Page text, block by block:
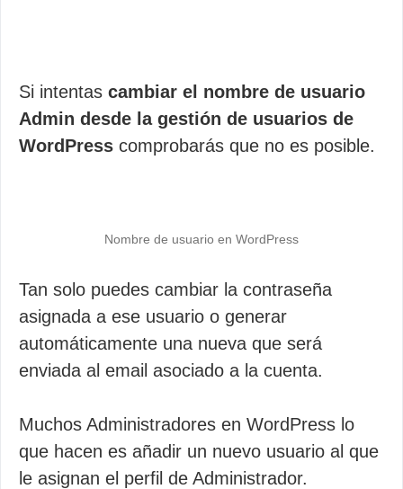
Si intentas cambiar el nombre de usuario
Admin desde la gestión de usuarios de
WordPress comprobarás que no es posible.
Nombre de usuario en WordPress
Tan solo puedes cambiar la contraseña
asignada a ese usuario o generar
automáticamente una nueva que será
enviada al email asociado a la cuenta.
Muchos Administradores en WordPress lo
que hacen es añadir un nuevo usuario al que
le asignan el perfil de Administrador.